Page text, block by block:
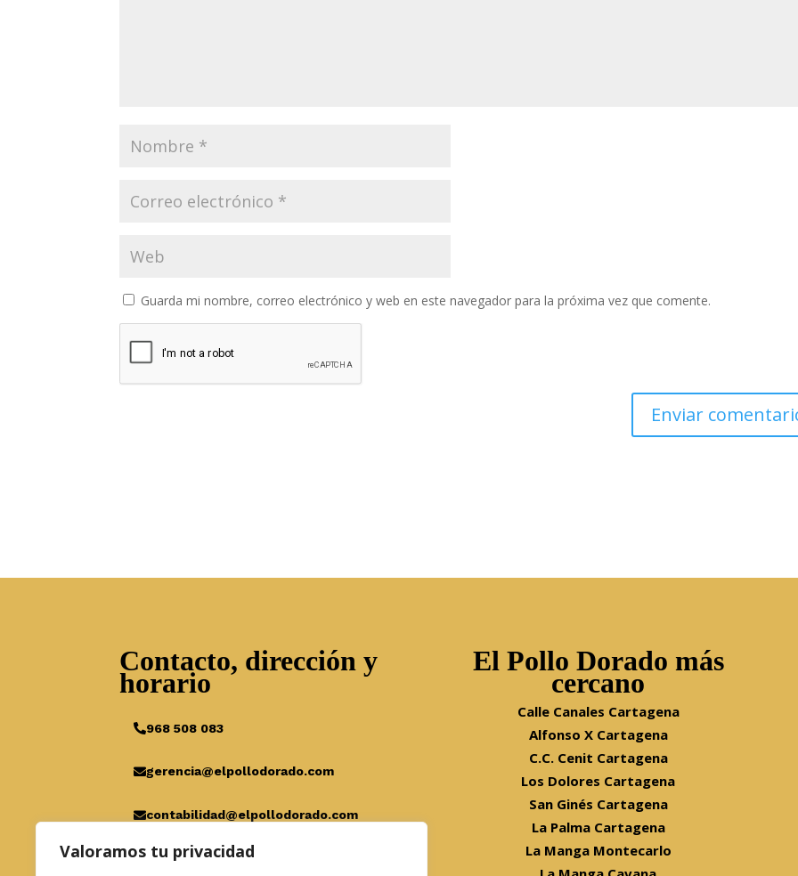
Valoramos tu privacidad
Guarda mi nombre, correo electrónico y web en este navegador para la próxima vez que comente.
Contacto, dirección y
horario
968 508 083
gerencia@elpollodorado.com
contabilidad@elpollodorado.com
C/Belgrado, 15, 30392 Cartagena
El Pollo Dorado más
cercano
Calle Canales Cartagena
Alfonso X Cartagena
C.C. Cenit Cartagena
Los Dolores Cartagena
San Ginés Cartagena
La Palma Cartagena
La Manga Montecarlo